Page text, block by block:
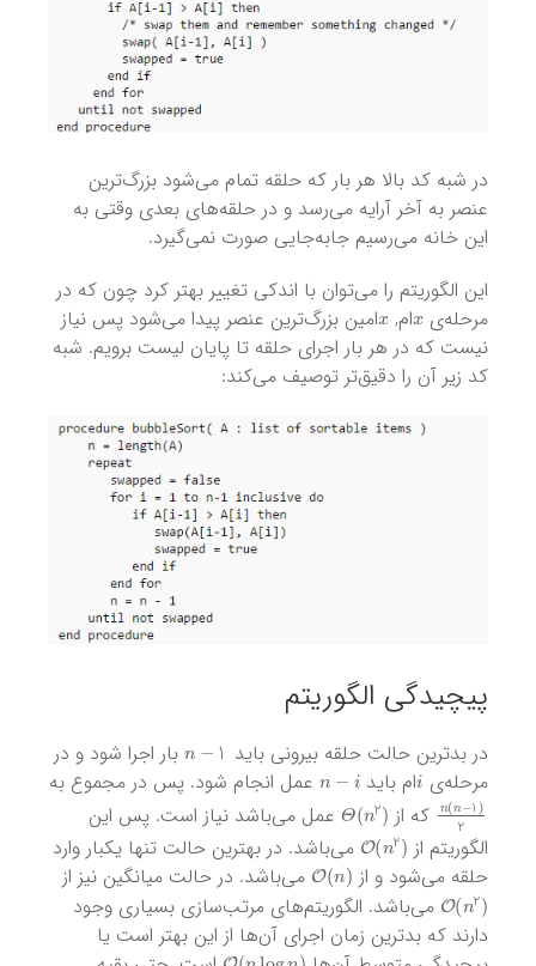
در شبه کد بالا هر بار که حلقه تمام می‌شود بزرگ‌ترین
عنصر به آخر آرایه می‌رسد و در حلقه‌های بعدی وقتی به
این خانه می‌رسیم جابه‌جایی صورت نمی‌گیرد.
این الگوریتم را می‌توان با اندکی تغییر بهتر کرد چون که در
مرحله‌ی xام,x امین بزرگ‌ترین عنصر پیدا می‌شود پس نیاز
نیست که در هر بار اجرای حلقه تا پایان لیست برویم. شبه
کد زیر آن را دقیق‌تر توصیف می‌کند:
پیچیدگی‌ الگوریتم
در بدترین حالت حلقه بیرونی باید
بار اجرا شود و در
مرحله‌ی iام باید n−i عمل انجام شود. پس در مجموع به
n(n−1 که از Θ( 2)
عمل می‌باشد نیاز است. پس این
الگوریتم از
O(n 2)
می‌باشد. در بهترین حالت تنها یکبار وارد
حلقه می‌شود و از
O(n) می‌باشد. در حالت میانگین نیز از
O(n2)
می‌باشد. الگوریتم‌های مرتب‌سازی بسیاری وجود
دارند که بدترین زمان اجرای آن‌ها از این بهتر است یا
O(nlog n)